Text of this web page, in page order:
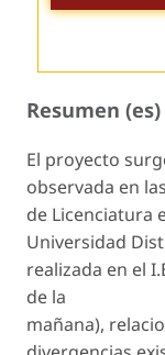
Resumen (es)
El proyecto
observada en
de Licenciatura
Universidad
realizada en el
de la
mañana),